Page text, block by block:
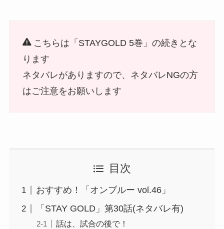
こちらは「STAYGOLD 5巻」の続きとな
ります
ネタバレがありますので、ネタバレNGの方
はご注意をお願いします
目次
おすすめ！「オンブルー vol.46」
「STAY GOLD」第30話(ネタバレ有)
話は、試合の後で！